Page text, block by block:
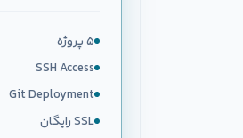
۵ پروژه
SSH Access
Git Deployment
SSL رایگان